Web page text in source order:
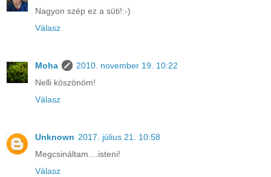
Nagyon szép ez a süti!:-)
Válasz
Moha
2010. november 19. 10:22
Nelli köszönöm!
Válasz
Unknown 2017. július 21. 10:58
Megcsináltam....isteni!
Válasz